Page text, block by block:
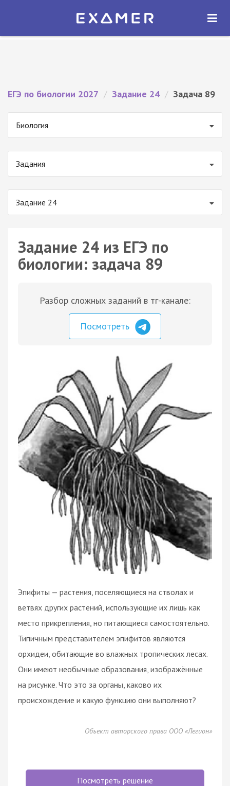
Экзамер — ЕГЭ 2027
ОТКРЫТЬ
ЕГЭ по биологии 2027 / Задание 24 / Задача 89
Биология
Задания
Задание 24
Задание 24 из ЕГЭ по
биологии: задача 89
Разбор сложных заданий в тг-канале:
Посмотреть
Эпифиты — растения, поселяющиеся на стволах и
ветвях других растений, использующие их лишь как
место прикрепления, но питающиеся самостоятельно.
Типичным представителем эпифитов являются
орхидеи, обитающие во влажных тропических лесах.
Они имеют необычные образования, изображённые
на рисунке. Что это за органы, каково их
происхождение и какую функцию они выполняют?
Объект авторского права ООО «Легион»
Посмотреть решение